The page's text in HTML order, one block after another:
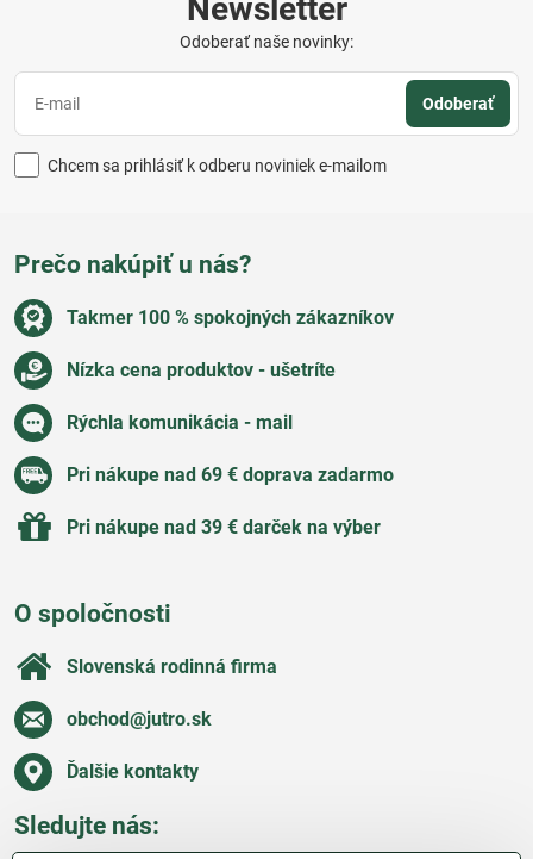
Newsletter
Odoberať naše novinky:
Odoberať
Chcem sa prihlásiť k odberu noviniek e-mailom
Prečo nakúpiť u nás?
Takmer 100 % spokojných zákazníkov
Nízka cena produktov - ušetríte
Rýchla komunikácia - mail
Pri nákupe nad 69 € doprava zadarmo
Pri nákupe nad 39 € darček na výber
O spoločnosti
Slovenská rodinná firma
obchod​@jutro​.sk
Ďalšie kontakty
Sledujte nás: